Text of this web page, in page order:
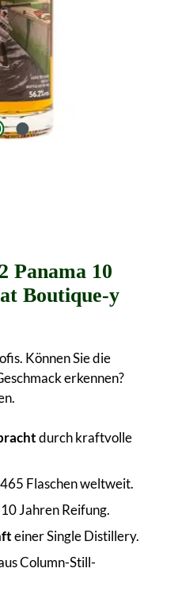
Panama 10
Boutique-y
Können Sie die
erkennen?
durch kraftvolle
Flaschen weltweit.
Jahren Reifung.
einer Single Distillery.
Column-Still-